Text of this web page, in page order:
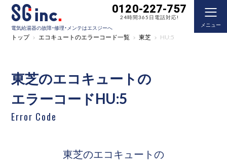
電気給湯器の故障・修理・メンテはエスジーへ
0120-227-757
24時間365日電話対応!
メニュー
トップ エコキュートのエラーコード一覧 東芝 HU:5
東芝のエコキュートの
エラーコードHU:5
Error Code
東芝のエコキュートの